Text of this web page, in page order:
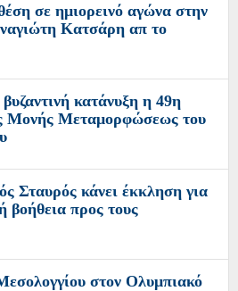
σε ημιορεινό αγώνα στην
Κατσάρη απ το
κατάνυξη η 49η
Μονής Μεταμορφώσεως του
Σταυρός κάνει έκκληση για
βοήθεια προς τους
στον Ολυμπιακό